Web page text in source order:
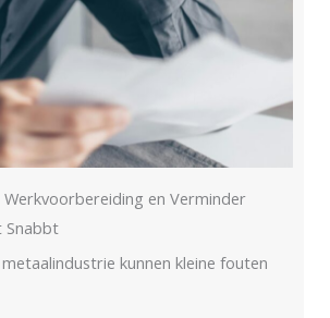
en Verminder
Snabbt
kunnen kleine fouten